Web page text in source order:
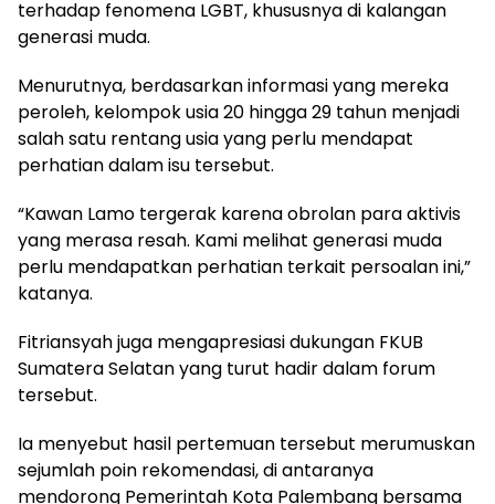
terhadap fenomena LGBT, khususnya di kalangan
generasi muda.
Menurutnya, berdasarkan informasi yang mereka
peroleh, kelompok usia 20 hingga 29 tahun menjadi
salah satu rentang usia yang perlu mendapat
perhatian dalam isu tersebut.
“Kawan Lamo tergerak karena obrolan para aktivis
yang merasa resah. Kami melihat generasi muda
perlu mendapatkan perhatian terkait persoalan ini,”
katanya.
Fitriansyah juga mengapresiasi dukungan FKUB
Sumatera Selatan yang turut hadir dalam forum
tersebut.
Ia menyebut hasil pertemuan tersebut merumuskan
sejumlah poin rekomendasi, di antaranya
mendorong Pemerintah Kota Palembang bersama